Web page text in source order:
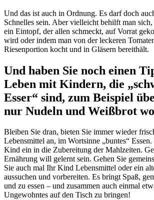
Und das ist auch in Ordnung. Es darf doch
Schnelles sein. Aber vielleicht behilft man
ein Eintopf, der allen schmeckt, auf Vorrat
wird oder indem man von der leckeren
Riesenportion kocht und in Gläsern bereithält.
Und haben Sie noch einen
Leben mit Kindern, die
Esser“ sind, zum Beispiel
nur Nudeln und Weißbrot
Bleiben Sie dran, bieten Sie immer wieder
Lebensmittel an, im Wortsinne „buntes“
Kind ein in die Zubereitung der Mahlzeiten.
Ernährung will gelernt sein. Gehen Sie
Sie auch mal Ihr Kind Lebensmittel oder ein
aussuchen und vorbereiten. Es bringt Spaß,
und zu essen – und zusammen auch einmal
Ungewohntes auf den Tisch zu bringen!